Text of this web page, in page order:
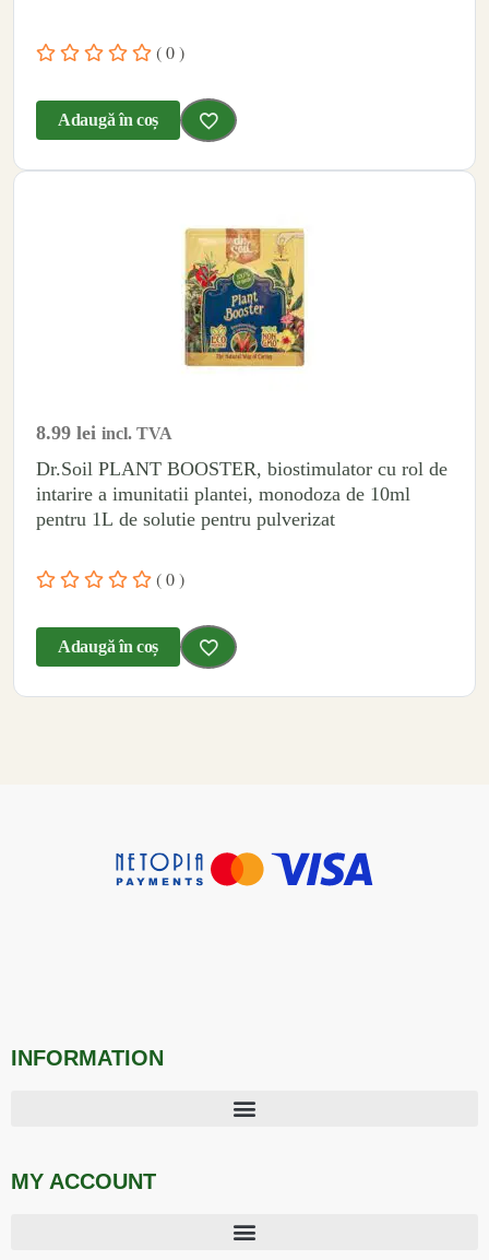
( 0 )
Adaugă în coș
8.99 lei incl. TVA
Dr.Soil PLANT BOOSTER, biostimulator cu rol de
intarire a imunitatii plantei, monodoza de 10ml
pentru 1L de solutie pentru pulverizat
( 0 )
Adaugă în coș
INFORMATION
MY ACCOUNT